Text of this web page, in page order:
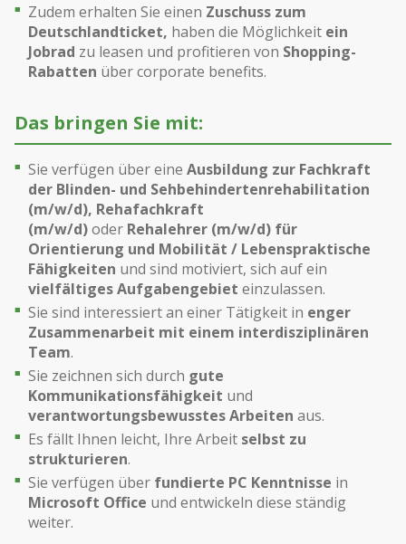
Zudem erhalten Sie einen Zuschuss zum
Deutschlandticket, haben die Möglichkeit ein
Jobrad zu leasen und profitieren von Shopping-
Rabatten über corporate benefits.
Das bringen Sie mit:
Sie verfügen über eine Ausbildung zur Fachkraft
der Blinden- und Sehbehindertenrehabilitation
(m/w/d), Rehafachkraft
(m/w/d)oder Rehalehrer (m/w/d) für
Orientierung und Mobilität / Lebenspraktische
Fähigkeiten und sind motiviert, sich auf ein
vielfältiges Aufgabengebiet einzulassen.
Sie sind interessiert an einer Tätigkeit in enger
Zusammenarbeit mit einem interdisziplinären
Team.
Sie zeichnen sich durch gute
Kommunikationsfähigkeit und
verantwortungsbewusstes Arbeiten aus.
Es fällt Ihnen leicht, Ihre Arbeit selbst zu
strukturieren.
Sie verfügen über fundierte PC Kenntnisse in
Microsoft Office und entwickeln diese ständig
weiter.